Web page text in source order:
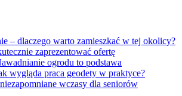
– dlaczego warto zamieszkać w tej okolicy?
zaprezentować ofertę
ogrodu to podstawa
wygląda praca geodety w praktyce?
wczasy dla seniorów